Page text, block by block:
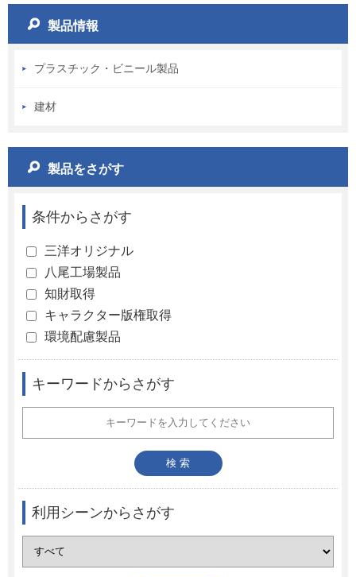
製品情報
プラスチック・ビニール製品
建材
製品をさがす
条件からさがす
三洋オリジナル
八尾工場製品
知財取得
キャラクター版権取得
環境配慮製品
キーワードからさがす
利用シーンからさがす